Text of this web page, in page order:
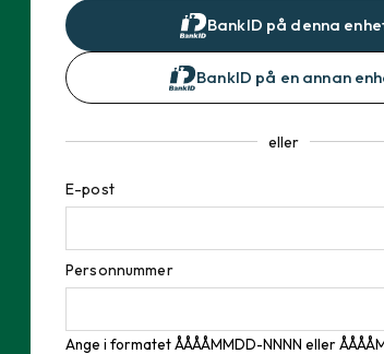
BankID på denna
BankID på en annan
eller
E-post
Personnummer
Ange i formatet ÅÅÅÅMMDD-NNNN eller